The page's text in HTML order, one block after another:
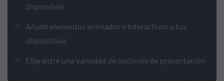
disponibles
Añade elementos animados e interactivos a tus
diapositivas
Elija entre una variedad de opciones de presentación